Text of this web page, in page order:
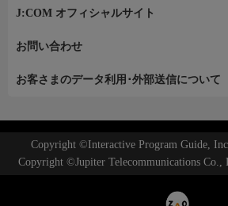
J:COM オフィシャルサイト
お問い合わせ
お客さまのデータ利用･外部送信について
Copyright ©Interactive Program Guide,
Copyright ©Jupiter Telecommunications Co.,